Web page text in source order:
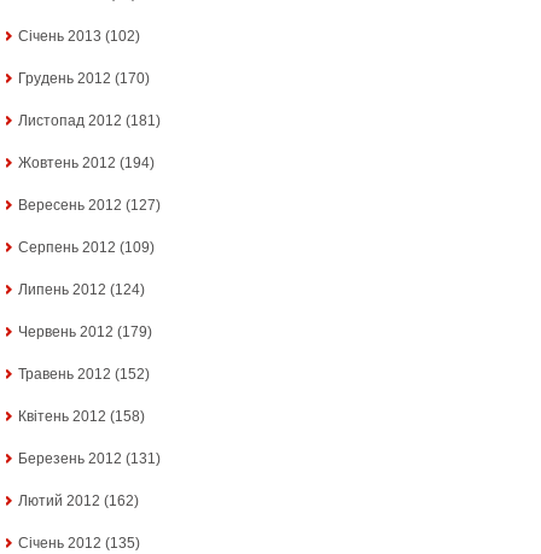
Січень 2013 (102)
Грудень 2012 (170)
Листопад 2012 (181)
Жовтень 2012 (194)
Вересень 2012 (127)
Серпень 2012 (109)
Липень 2012 (124)
Червень 2012 (179)
Травень 2012 (152)
Квітень 2012 (158)
Березень 2012 (131)
Лютий 2012 (162)
Січень 2012 (135)